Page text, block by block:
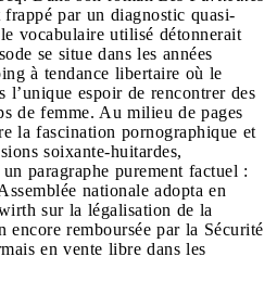
frappé par un diagnostic quasi-
vocabulaire utilisé détonnerait
se situe dans les années
à tendance libertaire où le
l’unique espoir de rencontrer des
de femme. Au milieu de pages
la fascination pornographique et
soixante-huitardes,
paragraphe purement factuel :
nationale adopta en
sur la légalisation de la
encore remboursée par la Sécurité
en vente libre dans les